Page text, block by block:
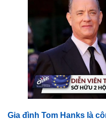
Gia đình Tom Hanks là